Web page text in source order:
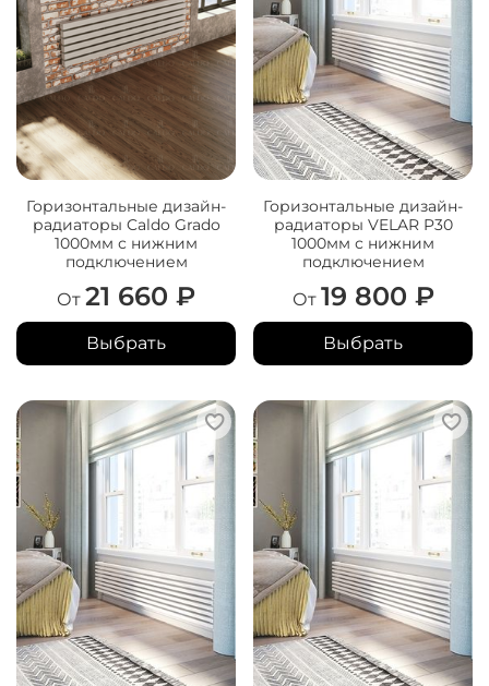
Горизонтальные дизайн-
радиаторы Caldo Grado
1000мм с нижним
подключением
От 21 660 ₽
Выбрать
Горизонтальные дизайн-
радиаторы VELAR P30
1000мм с нижним
подключением
От 19 800 ₽
Выбрать